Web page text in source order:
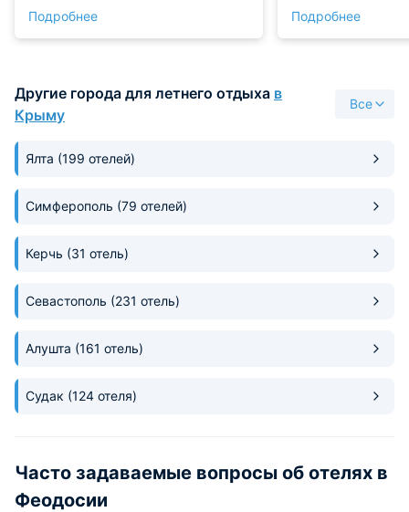
Замечательная кухня для гостей,в
которой есть всё.
довольны.
Подробнее
домики и они прямо супер, но нам
было дороговато.
Подробнее
Другие города для летнего отдыха в
Крыму
Все
Ялта (199 отелей)
Симферополь (79 отелей)
Керчь (31 отель)
Севастополь (231 отель)
Алушта (161 отель)
Судак (124 отеля)
Часто задаваемые вопросы об отелях в
Феодосии